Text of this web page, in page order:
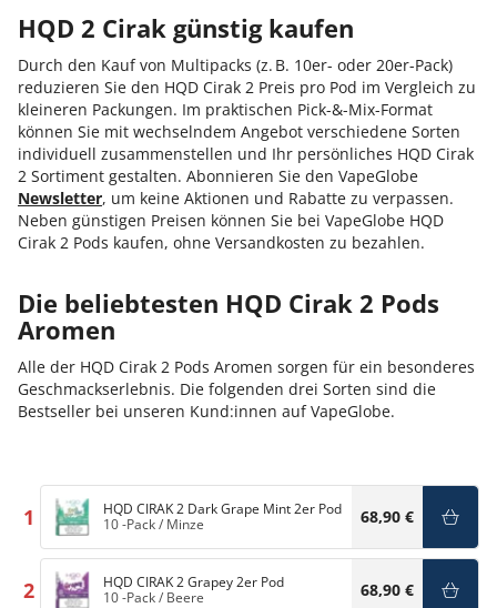
HQD 2 Cirak günstig kaufen
Durch den Kauf von Multipacks (z. B. 10er- oder 20er-Pack)
reduzieren Sie den HQD Cirak 2 Preis pro Pod im Vergleich zu
kleineren Packungen. Im praktischen Pick-&-Mix-Format
können Sie mit wechselndem Angebot verschiedene Sorten
individuell zusammenstellen und Ihr persönliches HQD Cirak
2 Sortiment gestalten. Abonnieren Sie den VapeGlobe
Newsletter, um keine Aktionen und Rabatte zu verpassen.
Neben günstigen Preisen können Sie bei VapeGlobe HQD
Cirak 2 Pods kaufen, ohne Versandkosten zu bezahlen.
Die beliebtesten HQD Cirak 2 Pods
Aromen
Alle der HQD Cirak 2 Pods Aromen sorgen für ein besonderes
Geschmackserlebnis. Die folgenden drei Sorten sind die
Bestseller bei unseren Kund:innen auf VapeGlobe.
1
HQD CIRAK 2 Dark Grape Mint 2er Pod
10 -Pack/ Minze 68,90 €
2
HQD CIRAK 2 Grapey 2er Pod
10 -Pack/ Beere 68,90 €